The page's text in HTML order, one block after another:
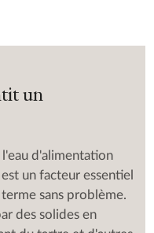
un
d'alimentation
un facteur essentiel
sans problème.
des solides en